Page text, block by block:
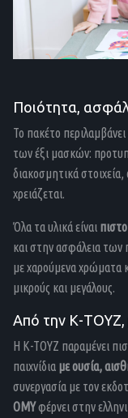
Ποιότητα,
Το πακέτο
των έξι μασκών:
διακοσμητικά
χρειάζεται.
Όλα τα υλικά είναι
και στην ασφάλεια των
με χαρούμενα χρώματα
μικρούς και μεγάλους.
Από την Κ-ΤΟΥΖ,
Η Κ-ΤΟΥΖ παραμένει
παιχνίδια με ουσία,
συνεργασία με τον
OMYφέρνει στην